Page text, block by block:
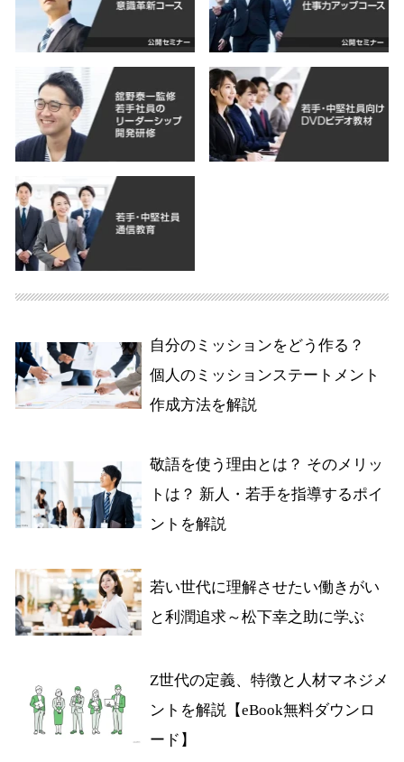
自分のミッションをどう作る？
個人のミッションステートメント
作成方法を解説
敬語を使う理由とは？ そのメリッ
トは？ 新人・若手を指導するポイ
ントを解説
若い世代に理解させたい働きがい
と利潤追求～松下幸之助に学ぶ
Z世代の定義、特徴と人材マネジメ
ントを解説【eBook無料ダウンロ
ード】